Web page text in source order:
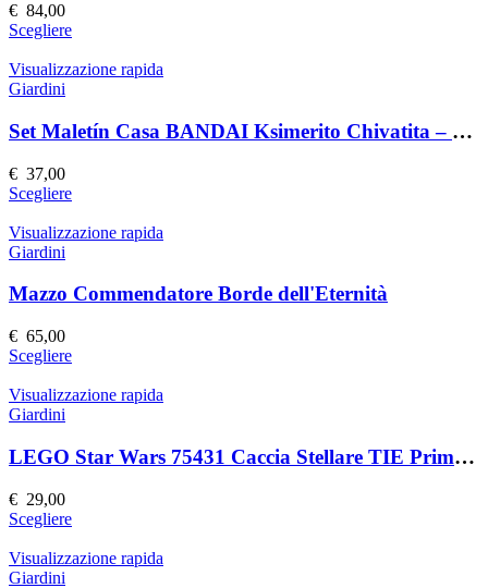
scelte
nella
pagina
prodotto
€ 84,00
ScegliereQuesto
ha
Le
opzioni
scelte
nella
pagina
prodotto
Visualizzazione rapida
Giardini
Set Maletín Casa BANDAI Ksimerito Chivatita – Giocattolo Interattivo
€ 37,00
ScegliereQuesto
ha
Le
scelte
nella
pagina
prodotto
Visualizzazione rapida
Giardini
Mazzo Commendatore Borde dell'Eternità
€ 65,00
ScegliereQuesto
ha
Le
opzioni
scelte
nella
pagina
Visualizzazione rapida
Giardini
LEGO Star Wars 75431 Caccia Stellare TIE Primo Ordine
€ 29,00
ScegliereQuesto
ha
Visualizzazione rapida
Giardini